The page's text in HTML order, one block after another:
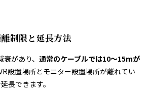
制限と延長方法
があり、 通常のケーブルでは10〜15mが
設置場所とモニター設置場所が離れてい
長できます。